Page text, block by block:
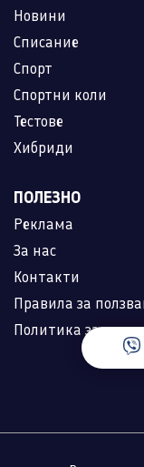
Новини
Списание
Спорт
Спортни коли
Тестове
Хибриди
ПОЛЕЗНО
Реклама
За нас
Контакти
Правила за
Политика за